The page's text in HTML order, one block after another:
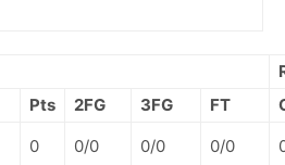
Pts 2FG 3FG FT
0 0/0 0/0 0/0